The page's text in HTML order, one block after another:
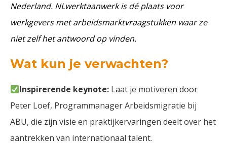
Nederland. NLwerktaanwerk is dé plaats voor
werkgevers met arbeidsmarktvraagstukken waar ze
niet zelf het antwoord op vinden.
Wat kun je verwachten?
Inspirerende keynote: Laat je motiveren door
Peter Loef, Programmanager Arbeidsmigratie bij
ABU, die zijn visie en praktijkervaringen deelt over het
aantrekken van internationaal talent.